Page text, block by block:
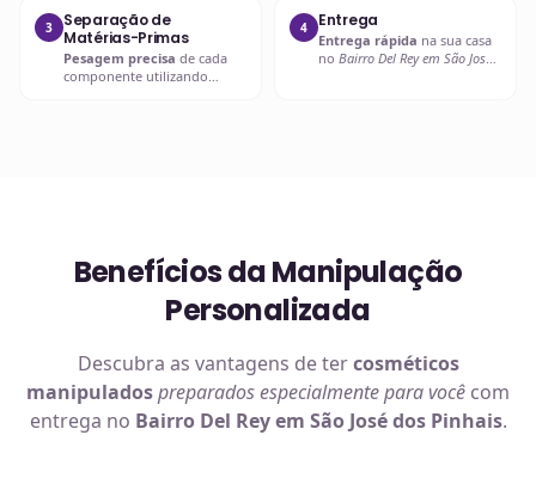
esclarecimentos.
3
Separação de
Matérias-Primas
Pesagem precisa de cada
componente utilizando
4 Entrega
Entrega rápida na sua casa
no Bairro Del Rey em São José
Benefícios da Manipulação
Personalizada
Descubra as vantagens de tercosméticos
manipuladospreparados especialmente para você com
entrega no Bairro Del Rey em São José dos Pinhais.